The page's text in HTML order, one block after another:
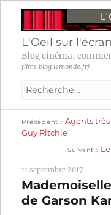
L'Oeil sur l'écran
Blog cinéma,
films.blog.lemonde.fr)
Recherche
:
Navigation
l’article
Précédent
Agents très
Guy Ritchie
Suivant
11 septembre 2017
de Garson